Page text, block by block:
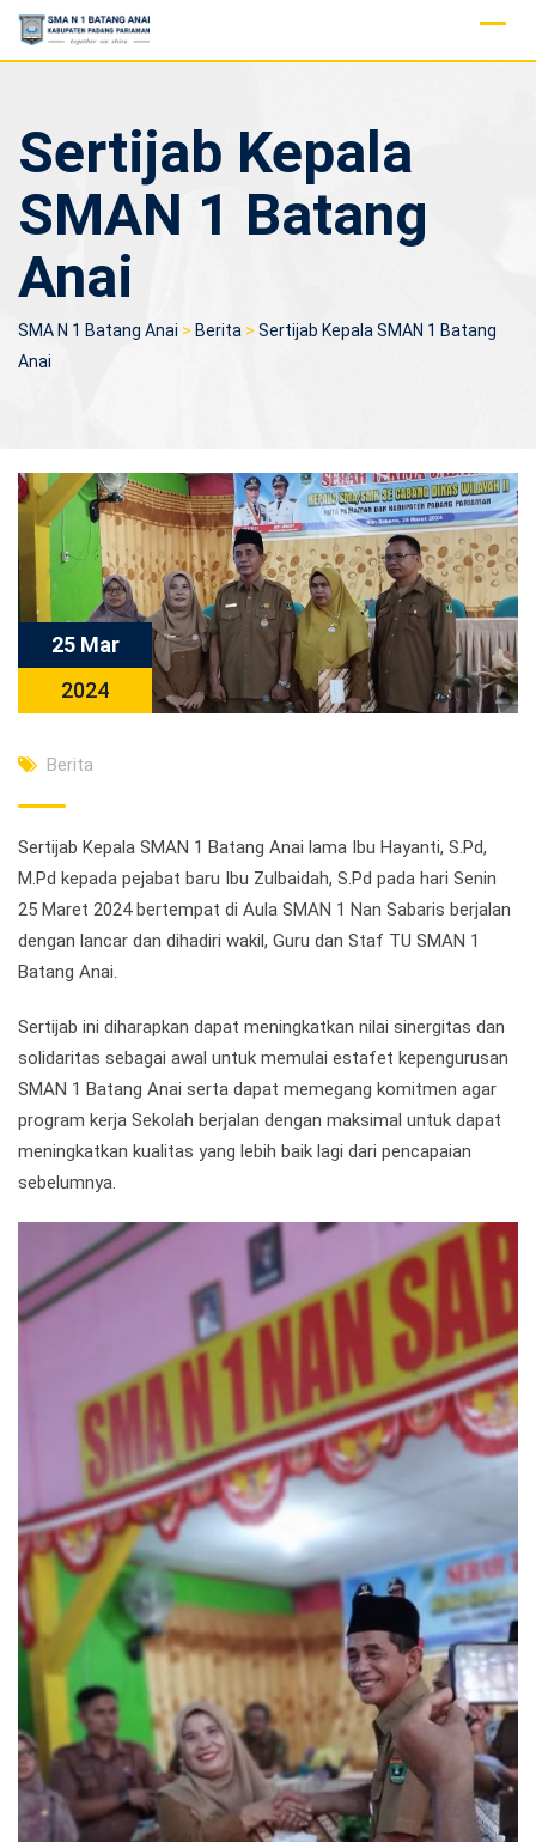
Skip
Sertijab Kepala
SMAN 1 Batang
Anai
SMA N 1 Batang Anai > Berita > Sertijab Kepala SMAN 1 Batang
Anai
25 Mar
2024
Berita
Sertijab Kepala SMAN 1 Batang Anai lama Ibu Hayanti, S.Pd,
M.Pd kepada pejabat baru Ibu Zulbaidah, S.Pd pada hari Senin
25 Maret 2024 bertempat di Aula SMAN 1 Nan Sabaris berjalan
dengan lancar dan dihadiri wakil, Guru dan Staf TU SMAN 1
Batang Anai.
Sertijab ini diharapkan dapat meningkatkan nilai sinergitas dan
solidaritas sebagai awal untuk memulai estafet kepengurusan
SMAN 1 Batang Anai serta dapat memegang komitmen agar
program kerja Sekolah berjalan dengan maksimal untuk dapat
meningkatkan kualitas yang lebih baik lagi dari pencapaian
sebelumnya.